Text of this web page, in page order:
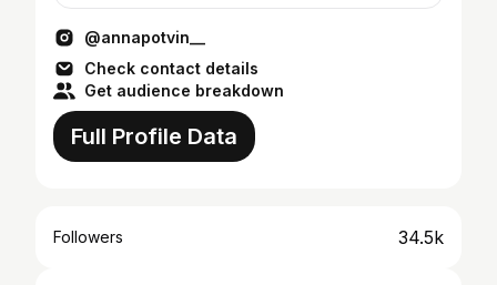
@annapotvin__
Check contact details
Get audience breakdown
Full Profile Data
Followers 34.5k